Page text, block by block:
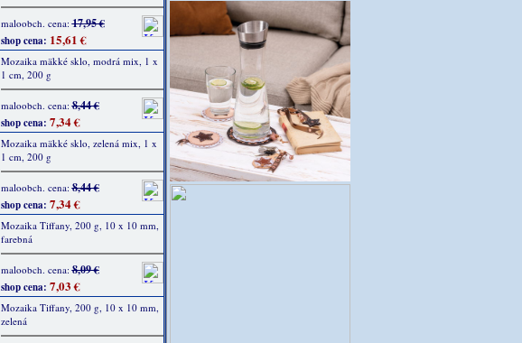
maloobch. cena:17,95 €
shop cena: 15,61 €
Mozaika mäkké sklo, modrá mix, 1 x
1 cm, 200 g
maloobch. cena:8,44 €
shop cena: 7,34 €
Mozaika mäkké sklo, zelená mix, 1 x
1 cm, 200 g
maloobch. cena:8,44 €
shop cena: 7,34 €
Mozaika Tiffany, 200 g, 10 x 10 mm,
farebná
maloobch. cena:8,09 €
shop cena: 7,03 €
Mozaika Tiffany, 200 g, 10 x 10 mm,
zelená